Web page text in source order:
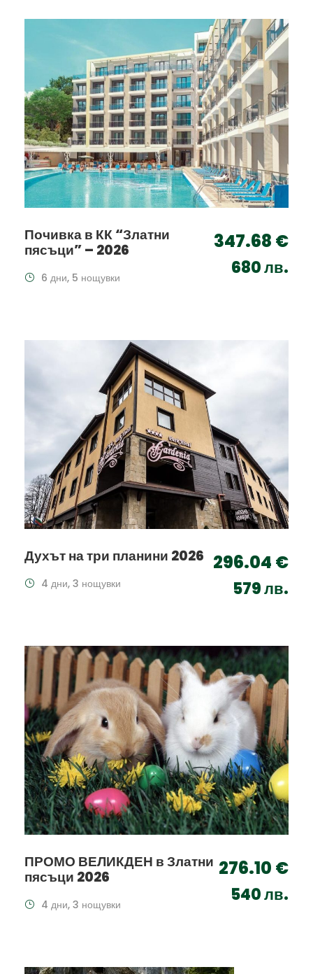
Почивка в КК “Златни
пясъци” – 2026
347.68 €
680 лв.
6 дни, 5 нощувки
Духът на три планини 2026 296.04 €
579 лв.
4 дни, 3 нощувки
ПРОМО ВЕЛИКДЕН в Златни
пясъци 2026
276.10 €
540 лв.
4 дни, 3 нощувки